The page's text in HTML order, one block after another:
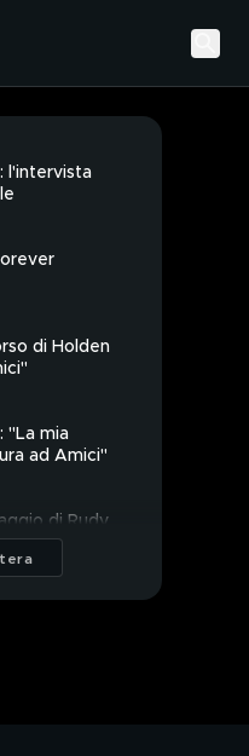
l'intervista
di Holden
"La mia
ad Amici"
di Rudy
Holden